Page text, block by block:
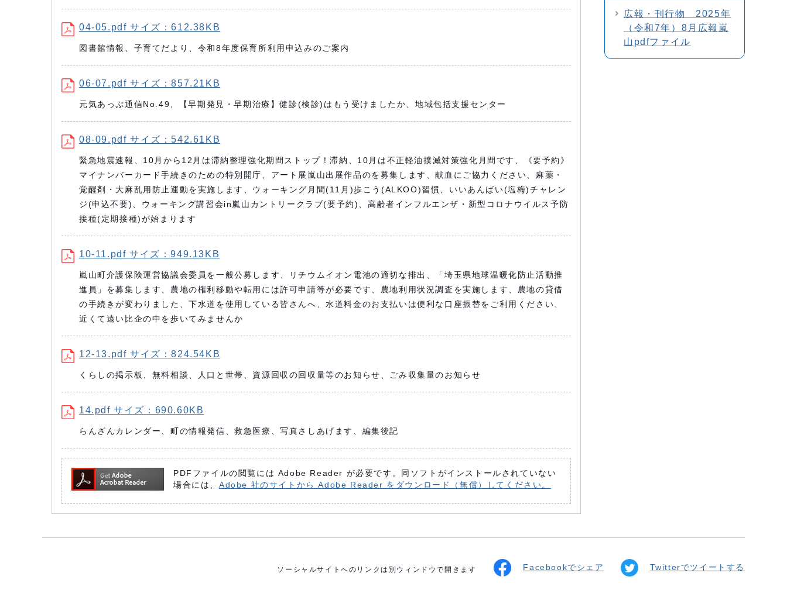
04-05.pdf サイズ：612.38KB
図書館情報、子育てだより、令和8年度保育所利用申込みのご案内
06-07.pdf サイズ：857.21KB
元気あっぷ通信No.49、【早期発見・早期治療】健診(検診)はもう受けましたか、地域包括支援センター
08-09.pdf サイズ：542.61KB
緊急地震速報、10月から12月は滞納整理強化期間ストップ！滞納、10月は不正軽油撲滅対策強化月間です、《要予約》
マイナンバーカード手続きのための特別開庁、アート展嵐山出展作品のを募集します、献血にご協力ください、麻薬・
覚醒剤・大麻乱用防止運動を実施します、ウォーキング月間(11月)歩こう(ALKOO)習慣、いいあんばい(塩梅)チャレン
ジ(申込不要)、ウォーキング講習会in嵐山カントリークラブ(要予約)、高齢者インフルエンザ・新型コロナウイルス予防
接種(定期接種)が始まります
10-11.pdf サイズ：949.13KB
嵐山町介護保険運営協議会委員を一般公募します、リチウムイオン電池の適切な排出、「埼玉県地球温暖化防止活動推
進員」を募集します、農地の権利移動や転用には許可申請等が必要です、農地利用状況調査を実施します、農地の貸借
の手続きが変わりました、下水道を使用している皆さんへ、水道料金のお支払いは便利な口座振替をご利用ください、
近くて遠い比企の中を歩いてみませんか
12-13.pdf サイズ：824.54KB
くらしの掲示板、無料相談、人口と世帯、資源回収の回収量等のお知らせ、ごみ収集量のお知らせ
14.pdf サイズ：690.60KB
らんざんカレンダー、町の情報発信、救急医療、写真さしあげます、編集後記
PDFファイルの閲覧には Adobe Reader が必要です。同ソフトがインストールされていない
場合には、 Adobe 社のサイトから Adobe Reader をダウンロード（無償）してください。
広報・刊行物 2025年
（令和7年）8月広報嵐
山pdfファイル
ソーシャルサイトへのリンクは別ウィンドウで開きます Facebookでシェア Twitterでツイートする